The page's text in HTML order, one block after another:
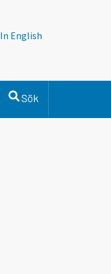
In English
Sök